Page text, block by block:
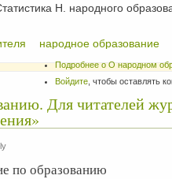
Н. народного
народное образование
Подробнеео О народном
Войдите , чтобы оставлять
Для читателей
по образованию